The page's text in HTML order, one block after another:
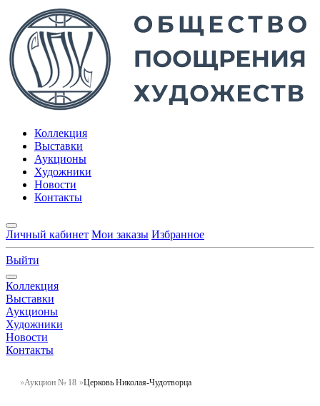
Коллекция
Выставки
Аукционы
Художники
Новости
Контакты
Личный кабинет Мои заказы Избранное
Выйти
Коллекция
Выставки
Аукционы
Художники
Новости
Контакты
Аукцион № 18 Церковь Николая-Чудотворца